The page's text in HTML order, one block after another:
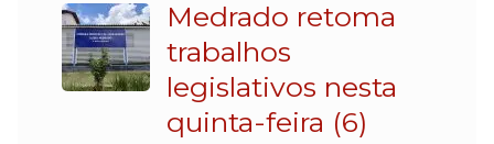
Medrado retoma
trabalhos
legislativos nesta
quinta-feira (6)